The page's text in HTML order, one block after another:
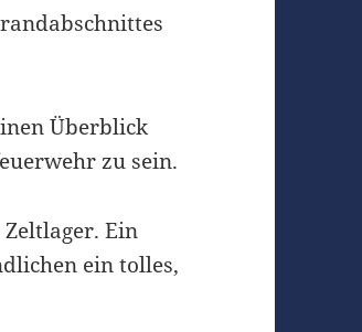
Überblick
zu sein.
Ein
ein tolles,